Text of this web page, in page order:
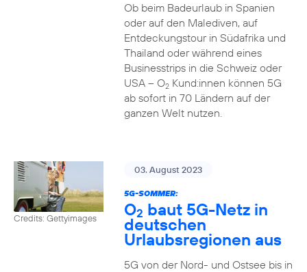
Ob beim Badeurlaub in Spanien
oder auf den Malediven, auf
Entdeckungstour in Südafrika und
Thailand oder während eines
Businesstrips in die Schweiz oder
USA – O2Kund:innen können 5G
ab sofort in 70 Ländern auf der
ganzen Welt nutzen.
Credits: Gettyimages
03. August 2023
5G-SOMMER:
O2 baut 5G-Netz in
deutschen
Urlaubsregionen aus
5G von der Nord- und Ostsee bis in